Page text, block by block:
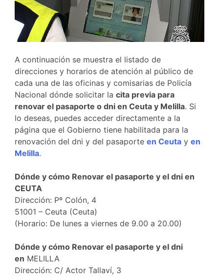
A continuación se muestra el listado de
direcciones y horarios de atención al público de
cada una de las oficinas y comisarias de Policía
Nacional dónde solicitar la cita previa para
renovar el pasaporte o dni en Ceuta y Melilla. Si
lo deseas, puedes acceder directamente a la
página que el Gobierno tiene habilitada para la
renovación del dni y del pasaporte en Ceuta y en
Melilla.
Dónde y cómo Renovar el pasaporte y el dni en
CEUTA
Dirección: Pº Colón, 4
51001 – Ceuta (Ceuta)
(Horario: De lunes a viernes de 9.00 a 20.00)
Dónde y cómo Renovar el pasaporte y el dni
en MELILLA
Dirección: C/ Actor Tallaví, 3